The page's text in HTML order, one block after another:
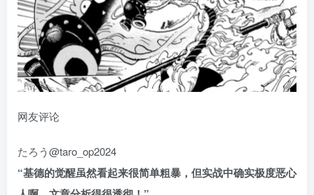
网友评论
たろう@taro_op2024
“基德的觉醒虽然看起来很简单粗暴，但实战中确实极度恶心